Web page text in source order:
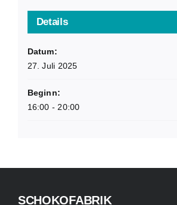
Details
Datum:
27. Juli 2025
Beginn:
16:00 - 20:00
SCHOKOFABRIK